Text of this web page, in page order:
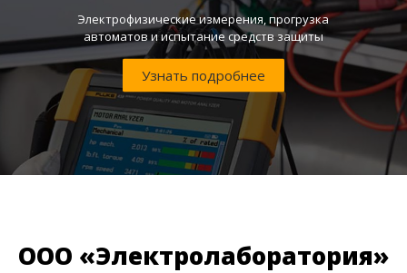
Электрофизические измерения, прогрузка
автоматов и испытание средств защиты
Узнать подробнее
ООО «Электролаборатория»